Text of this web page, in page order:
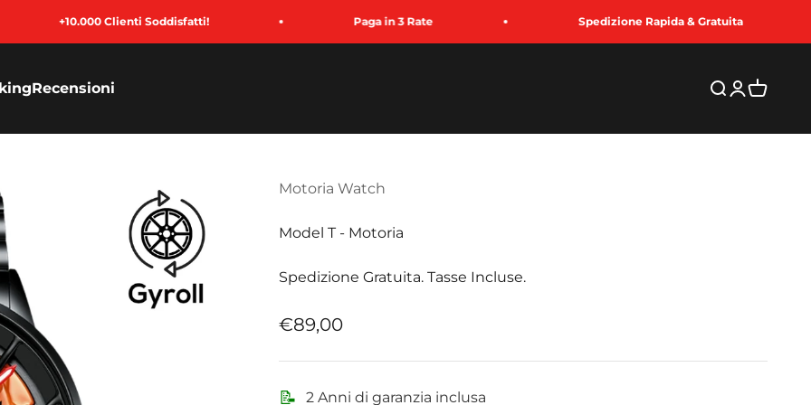
Clienti Soddisfatti! Paga in 3 Rate Spedizione Rapida & Gratuita
Recensioni CercaAccediCarrello
Motoria Watch
Model T - Motoria
Spedizione Gratuita. Tasse Incluse.
Prezzo scontato
€89,00
📝 2 Anni di garanzia inclusa